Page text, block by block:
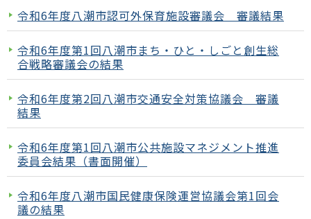
令和6年度八潮市認可外保育施設審議会 審議結果
令和6年度第1回八潮市まち・ひと・しごと創生総
合戦略審議会の結果
令和6年度第2回八潮市交通安全対策協議会 審議
結果
令和6年度第1回八潮市公共施設マネジメント推進
委員会結果（書面開催）
令和6年度八潮市国民健康保険運営協議会第1回会
議の結果